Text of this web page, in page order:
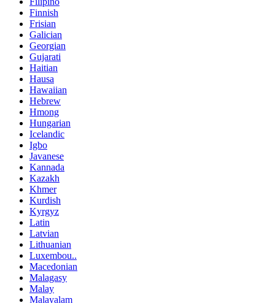
Finnish
Frisian
Galician
Georgian
Gujarati
Haitian
Hausa
Hawaiian
Hebrew
Hmong
Hungarian
Icelandic
Igbo
Javanese
Kannada
Kazakh
Khmer
Kurdish
Kyrgyz
Latin
Latvian
Lithuanian
Luxembou..
Macedonian
Malagasy
Malay
Malayalam